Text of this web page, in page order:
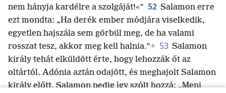
nem hányja kardélre a szolgáját!«” 52 Salamon erre
ezt mondta: „Ha derék ember módjára viselkedik,
egyetlen hajszála sem görbül meg, de ha valami
rosszat tesz, akkor meg kell halnia.”+ 53 Salamon
király tehát elküldött érte, hogy lehozzák őt az
oltártól. Adónia aztán odajött, és meghajolt Salamon
király előtt, Salamon pedig így szólt hozzá: „Menj